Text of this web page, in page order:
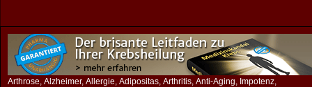
Arthrose, Alzheimer, Allergie, Adipositas, Arthritis, Anti-Aging, Impotenz,